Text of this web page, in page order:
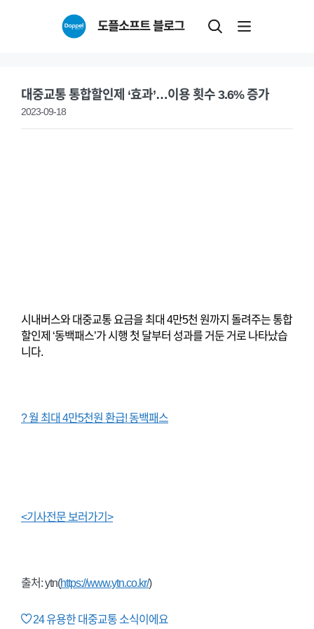
도플소프트 블로그
대중교통 통합할인제 ‘효과’…이용 횟수 3.6% 증가
2023-09-18
시내버스와 대중교통 요금을 최대 4만5천 원까지 돌려주는 통합
할인제 ‘동백패스’가 시행 첫 달부터 성과를 거둔 거로 나타났습
니다.
? 월 최대 4만5천원 환급! 동백패스
<기사전문 보러가기>
출처: ytn(https://www.ytn.co.kr/)
24유용한 대중교통 소식이에요